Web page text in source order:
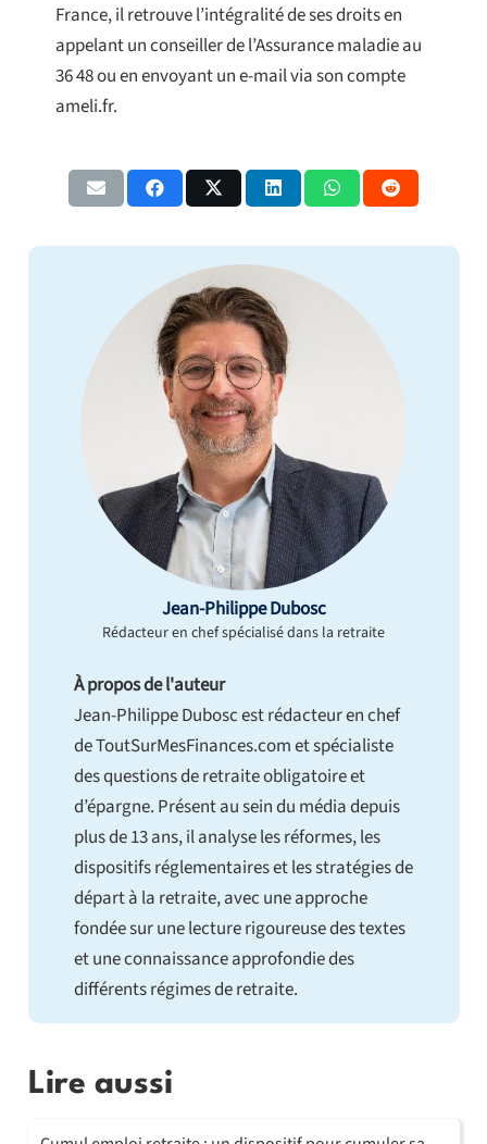
France, il retrouve l’intégralité de ses droits en
appelant un conseiller de l’Assurance maladie au
36 48 ou en envoyant un e-mail via son compte
ameli.fr.
Jean-Philippe Dubosc
Rédacteur en chef spécialisé dans la retraite
À propos de l'auteur
Jean-Philippe Dubosc est rédacteur en chef
de ToutSurMesFinances.com et spécialiste
des questions de retraite obligatoire et
d’épargne. Présent au sein du média depuis
plus de 13 ans, il analyse les réformes, les
dispositifs réglementaires et les stratégies de
départ à la retraite, avec une approche
fondée sur une lecture rigoureuse des textes
et une connaissance approfondie des
différents régimes de retraite.
Lire aussi